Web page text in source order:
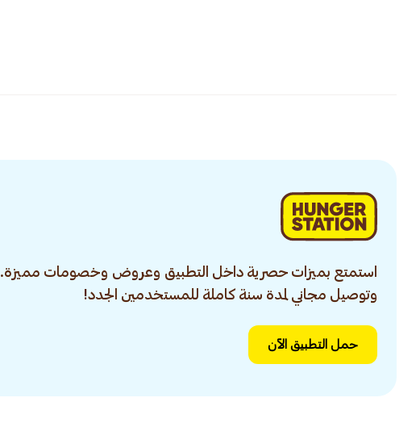
استمتع بميزات حصرية داخل التطبيق وعروض وخصومات مميزة.
وتوصيل مجاني لمدة سنة كاملة للمستخدمين الجدد!
حمل التطبيق الآن